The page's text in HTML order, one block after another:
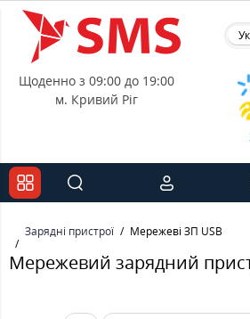
Щоденно з 09:00 до 19:00
м. Кривий Ріг
Зарядні пристрої Мережеві ЗП USB
Мережевий зарядний